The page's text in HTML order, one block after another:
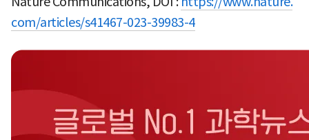
com/articles/s41467-023-39983-4